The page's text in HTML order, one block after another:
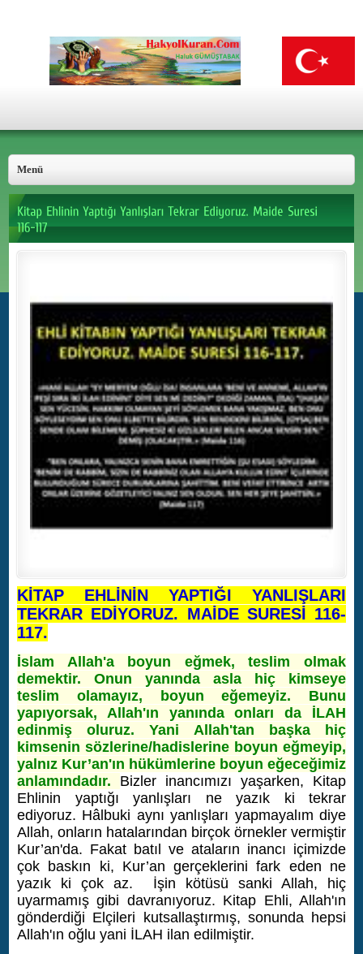
KİTAP EHLİNİN YAPTIĞI YANLIŞLARI
TEKRAR EDİYORUZ. MAİDE SURESİ 116-
117.
İslam Allah'a boyun eğmek, teslim olmak
demektir. Onun yanında asla hiç kimseye
teslim olamayız, boyun eğemeyiz. Bunu
yapıyorsak, Allah'ın yanında onları da İLAH
edinmiş oluruz. Yani Allah'tan başka hiç
kimsenin sözlerine/hadislerine boyun eğmeyip,
yalnız Kur’an'ın hükümlerine boyun eğeceğimiz
anlamındadır. Bizler inancımızı yaşarken, Kitap
Ehlinin yaptığı yanlışları ne yazık ki tekrar
ediyoruz. Hâlbuki aynı yanlışları yapmayalım diye
Allah, onların hatalarından birçok örnekler vermiştir
Kur’an'da. Fakat batıl ve ataların inancı içimizde
çok baskın ki, Kur’an gerçeklerini fark eden ne
yazık ki çok az. İşin kötüsü sanki Allah, hiç
uyarmamış gibi davranıyoruz. Kitap Ehli, Allah'ın
gönderdiği Elçileri kutsallaştırmış, sonunda hepsi
Allah'ın oğlu yani İLAH ilan edilmiştir.